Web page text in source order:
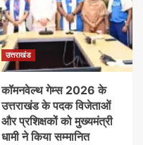
उत्तराखंड
कॉमनवेल्थ गेम्स 2026 के
उत्तराखंड के पदक विजेताओं
और प्रशिक्षकों को मुख्यमंत्री
धामी ने किया सम्मानित